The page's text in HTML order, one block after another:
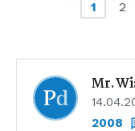
1 2
2008